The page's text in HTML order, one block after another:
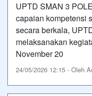
UPTD SMAN 3
capaian kompetensi
secara berkala,
melaksanakan
November 20
24/05/2026 12:15 - Oleh